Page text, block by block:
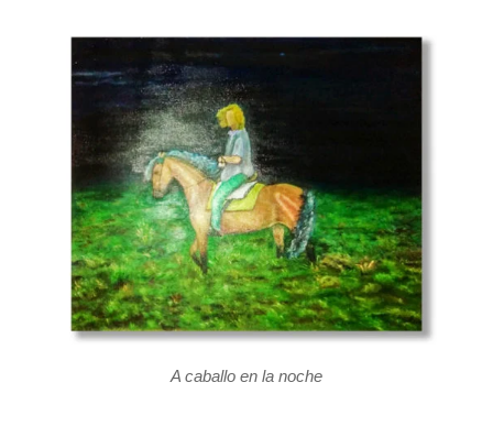
A caballo en la noche